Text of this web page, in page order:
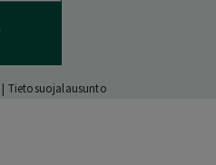
| Tietosuojalausunto